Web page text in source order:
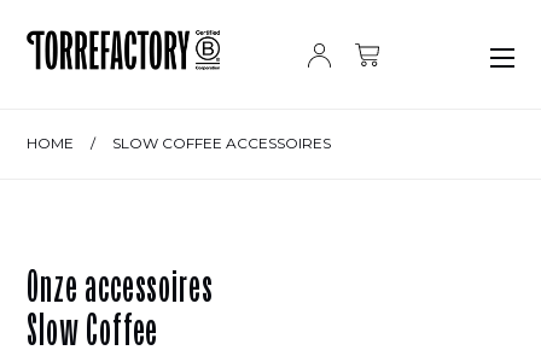
HOME / SLOW COFFEE ACCESSOIRES
Onze accessoires
Slow Coffee